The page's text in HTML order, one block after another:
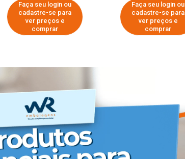
Faça seu login ou
cadastre-se para
ver preços e
comprar
Faça seu login ou
cadastre-se para
ver preços e
comprar